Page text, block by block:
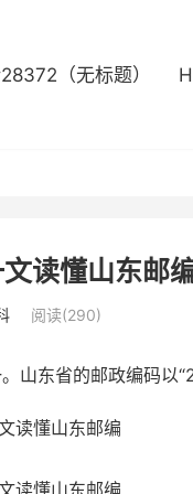
（无标题）
读懂山东邮
阅读(290)
东省的邮政编码以